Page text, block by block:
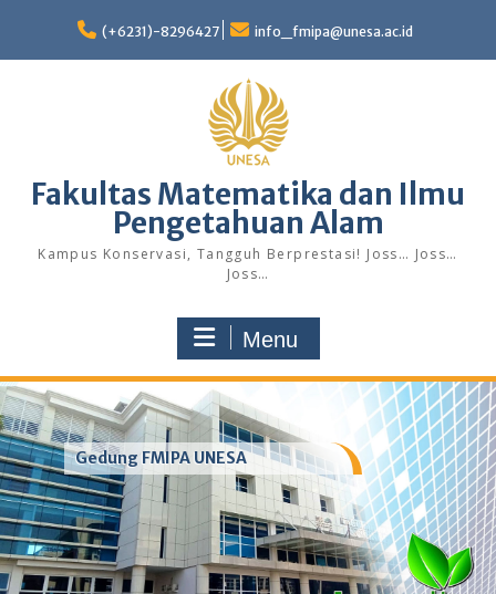
content
(+6231)-8296427 info_fmipa@unesa.ac.id
Fakultas Matematika dan Ilmu
Pengetahuan Alam
Kampus Konservasi, Tangguh Berprestasi! Joss… Joss…
Joss…
Menu
Gedung FMIPA UNESA